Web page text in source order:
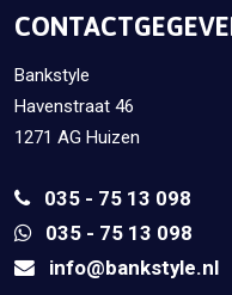
Bankstyle
Havenstraat 46
1271 AG Huizen
035 - 75 13 098
035 - 75 13 098
info@bankstyle.nl